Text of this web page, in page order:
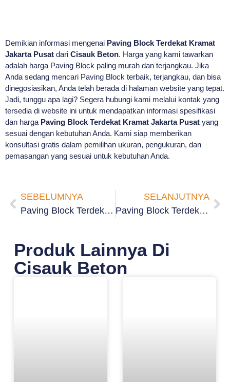
Demikian informasi mengenai Paving Block Terdekat Kramat
Jakarta Pusat dari Cisauk Beton. Harga yang kami tawarkan
adalah harga Paving Block paling murah dan terjangkau. Jika
Anda sedang mencari Paving Block terbaik, terjangkau, dan bisa
dinegosiasikan, Anda telah berada di halaman website yang tepat.
Jadi, tunggu apa lagi? Segera hubungi kami melalui kontak yang
tersedia di website ini untuk mendapatkan informasi spesifikasi
dan harga Paving Block Terdekat Kramat Jakarta Pusat yang
sesuai dengan kebutuhan Anda. Kami siap memberikan
konsultasi gratis dalam pemilihan ukuran, pengukuran, dan
pemasangan yang sesuai untuk kebutuhan Anda.
SEBELUMNYA
Paving Block Terdekat Kenari Jakarta Pusat
SELANJUTNYA
Paving Block Terdekat Kwitang Jakarta Pusat
Produk Lainnya Di
Cisauk Beton